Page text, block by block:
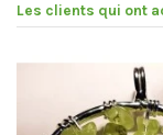
Les clients qui ont